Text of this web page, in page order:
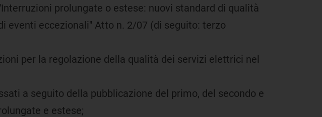
prolungate o estese: nuovi standard di qualità
eventi eccezionali" Atto n. 2/07 (di seguito: terzo
per la regolazione della qualità dei servizi elettrici nel
a seguito della pubblicazione del primo, del secondo e
e estese;